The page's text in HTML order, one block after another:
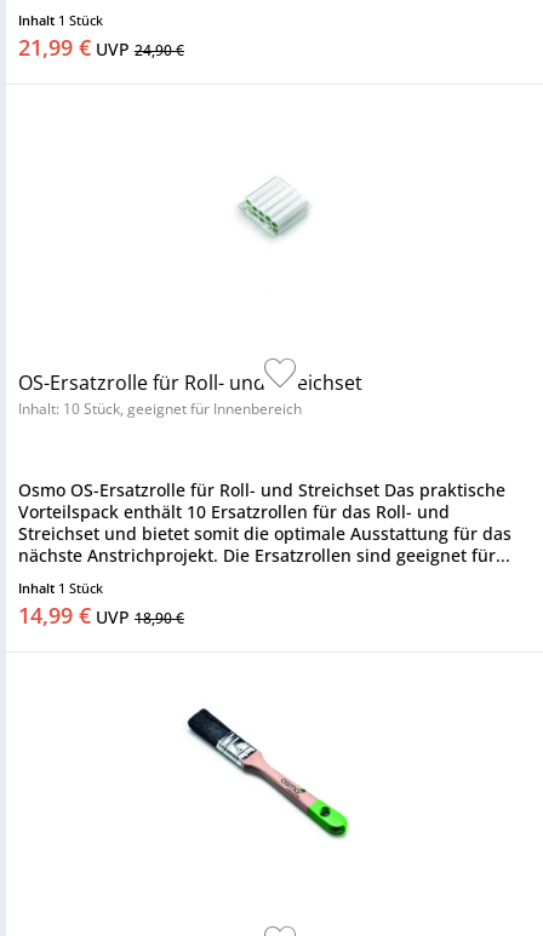
Inhalt 1 Stück
21,99 € UVP 24,90 €
OS-Ersatzrolle für Roll- und Streichset
Inhalt: 10 Stück, geeignet für Innenbereich
Osmo OS-Ersatzrolle für Roll- und Streichset Das praktische
Vorteilspack enthält 10 Ersatzrollen für das Roll- und
Streichset und bietet somit die optimale Ausstattung für das
nächste Anstrichprojekt. Die Ersatzrollen sind geeignet für...
Inhalt 1 Stück
14,99 € UVP 18,90 €